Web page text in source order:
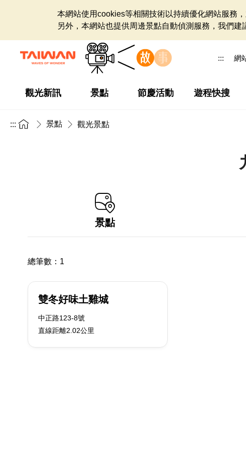
本網站使用cookies等相關技術以持續優化網站服務
另外，本網站也提供周邊景點自動偵測服務，我們
::: 網
觀光新訊 景點 節慶活動 遊程快搜
::: 景點 觀光景點
景點
總筆數： 1
雙冬好味土雞城
中正路123-8號
直線距離2.02公里